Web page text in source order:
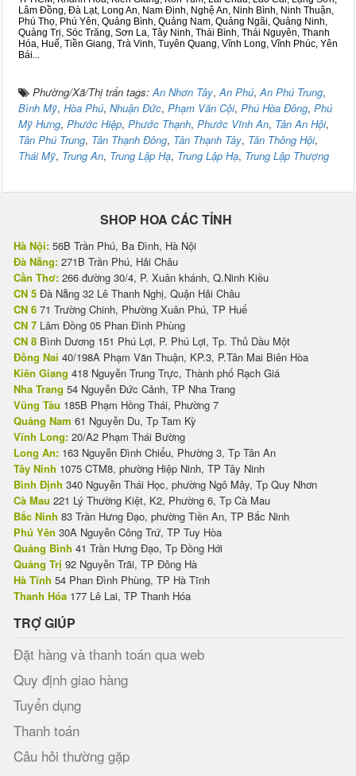
Lâm Đồng, Đà Lạt, Long An, Nam Định, Nghệ An, Ninh Bình, Ninh Thuận,
Phú Thọ, Phú Yên, Quảng Bình, Quảng Nam, Quảng Ngãi, Quảng Ninh,
Quảng Trị, Sóc Trăng, Sơn La, Tây Ninh, Thái Bình, Thái Nguyên, Thanh
Hóa, Huế, Tiền Giang, Trà Vinh, Tuyên Quang, Vĩnh Long, Vĩnh Phúc, Yên
Bái...
Phường/Xã/Thị trấn tags:An Nhơn Tây,An Phú,An Phú Trung,
Bình Mỹ, Hòa Phú, Nhuận Đức, Phạm Văn Cội, Phú Hòa Đông, Phú
Mỹ Hưng, Phước Hiệp, Phước Thạnh, Phước Vĩnh An, Tân An Hội,
Tân Phú Trung, Tân Thạnh Đông, Tân Thạnh Tây, Tân Thông Hội,
Thái Mỹ, Trung An, Trung Lập Hạ, Trung Lập Hạ, Trung Lập Thượng
SHOP HOA CÁC TỈNH
Hà Nội: 56B Trần Phú, Ba Đình, Hà Nội
Đà Nẵng: 271B Trần Phú, Hải Châu
Cần Thơ: 266 đường 30/4, P. Xuân khánh, Q.Ninh Kiều
CN 5 Đà Nẵng 32 Lê Thanh Nghị, Quận Hải Châu
CN 6 71 Trường Chinh, Phường Xuân Phú, TP Huế
CN 7 Lâm Đồng 05 Phan Đình Phùng
CN 8 Bình Dương 151 Phú Lợi, P. Phú Lợi, Tp. Thủ Dầu Một
Đồng Nai 40/198A Phạm Văn Thuận, KP.3, P.Tân Mai Biên Hòa
Kiên Giang 418 Nguyễn Trung Trực, Thành phố Rạch Giá
Nha Trang 54 Nguyễn Đức Cảnh, TP Nha Trang
Vũng Tàu 185B Phạm Hồng Thái, Phường 7
Quảng Nam 61 Nguyễn Du, Tp Tam Kỳ
Vĩnh Long: 20/A2 Phạm Thái Bường
Long An: 163 Nguyễn Đình Chiểu, Phường 3, Tp Tân An
Tây Ninh 1075 CTM8, phường Hiệp Ninh, TP Tây Ninh
Bình Định 340 Nguyễn Thái Học, phường Ngô Mây, Tp Quy Nhơn
Cà Mau 221 Lý Thường Kiệt, K2, Phường 6, Tp Cà Mau
Bắc Ninh 83 Trần Hưng Đạo, phường Tiền An, TP Bắc Ninh
Phú Yên 30A Nguyễn Công Trứ, TP Tuy Hòa
Quảng Bình 41 Trần Hưng Đạo, Tp Đồng Hới
Quảng Trị 92 Nguyễn Trãi, TP Đông Hà
Hà Tĩnh 54 Phan Đình Phùng, TP Hà Tĩnh
Thanh Hóa 177 Lê Lai, TP Thanh Hóa
TRỢ GIÚP
Đặt hàng và thanh toán qua web
Quy định giao hàng
Tuyển dụng
Thanh toán
Câu hỏi thường gặp